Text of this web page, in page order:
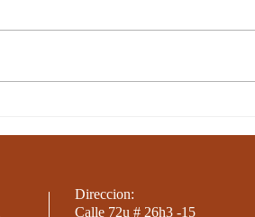
Direccion:
Calle 72u # 26h3 -15